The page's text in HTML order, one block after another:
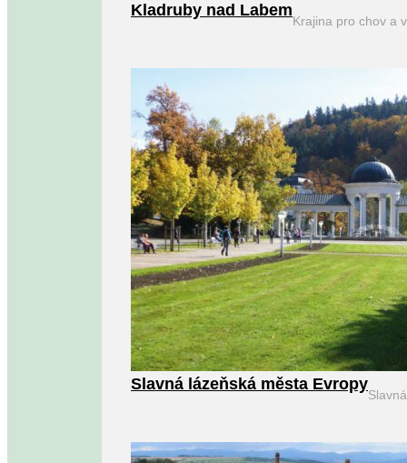
Kladruby nad Labem
Krajina pro chov a
Slavná lázeňská města Evropy